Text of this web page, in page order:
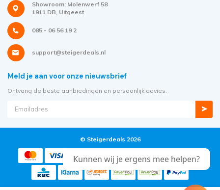
Showroom: Molenwerf 58
1911 DB, Uitgeest
085 - 06 56 19 2
support@steigerdeals.nl
Meld je aan voor onze nieuwsbrief
Ontvang de beste aanbiedingen en persoonlijk advies.
© Steigerdeals 2026
Kunnen wij je ergens mee helpen?